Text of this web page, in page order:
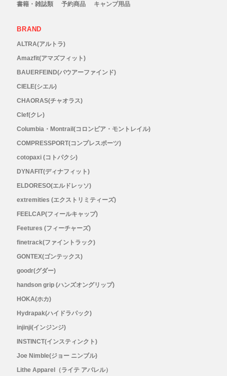
SALE(セール)
BananaGO
メンズ
レディース
書籍・雑誌類
予約商品 キャンプ用品
BRAND
ALTRA(アルトラ)
Amazfit(アマズフィット)
BAUERFEIND(バウアーファインド)
CIELE(シエル)
CHAORAS(チャオラス)
Clef(クレ)
Columbia・Montrail(コロンビア・モントレイル)
COMPRESSPORT(コンプレスポーツ)
cotopaxi (コトパクシ)
DYNAFIT(ディナフィット)
ELDORESO(エルドレッソ)
extremities (エクストリミティーズ)
FEELCAP(フィールキャップ)
Feetures (フィーチャーズ)
finetrack(ファイントラック)
GONTEX(ゴンテックス)
goodr(グダー)
handson grip (ハンズオングリップ)
HOKA(ホカ)
Hydrapak(ハイドラパック)
injinji(インジンジ)
INSTINCT(インスティンクト)
Joe Nimble(ジョー ニンブル)
Lithe Apparel（ライテ アパレル）